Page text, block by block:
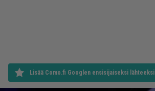
Lisää Como.fi Googlen ensisijaiseksi lähteeksi